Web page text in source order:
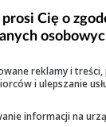
pod
i masa
A w
Cię o
reklamy i
i ulepszanie
informacji na